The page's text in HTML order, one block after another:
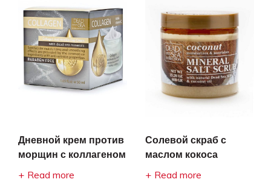
Дневной крем против
морщин с коллагеном
Read more
Солевой скраб с
маслом кокоса
Read more